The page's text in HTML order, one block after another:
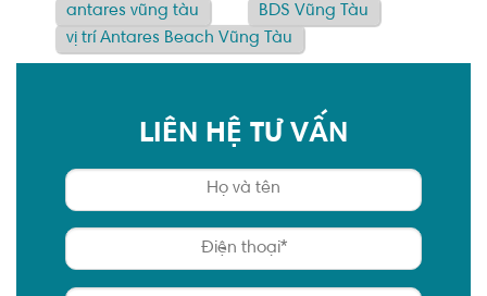
antares vũng tàu
BDS Vũng Tàu
vị trí Antares Beach Vũng Tàu
LIÊN HỆ TƯ VẤN